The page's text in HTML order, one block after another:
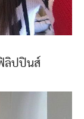
ลิปปินส์